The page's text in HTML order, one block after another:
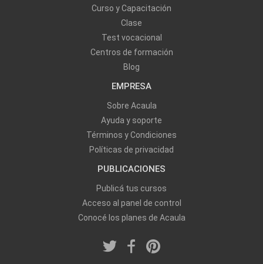
Curso y Capacitación
Clase
Test vocacional
Centros de formación
Blog
EMPRESA
Sobre Acaula
Ayuda y soporte
Términos y Condiciones
Políticas de privacidad
PUBLICACIONES
Publicá tus cursos
Acceso al panel de control
Conocé los planes de Acaula